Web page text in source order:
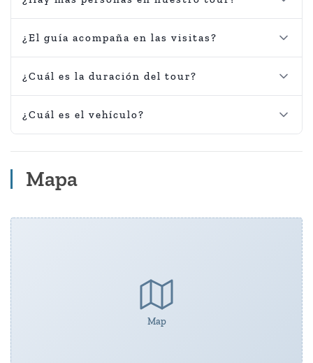
¿El guía acompaña en las visitas?
¿Cuál es la duración del tour?
¿Cuál es el vehículo?
Mapa
Map